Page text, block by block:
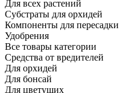
Для всех растений
Субстраты для орхидей
Компоненты для пересадки
Удобрения
Все товары категории
Средства от вредителей
Для орхидей
Для бонсай
Для цветущих